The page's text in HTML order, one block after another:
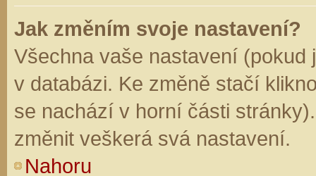
Jak změním svoje nastavení?
Všechna vaše nastavení (pokud
v databázi. Ke změně stačí
se nachází v horní části
změnit veškerá svá nastavení.
Nahoru